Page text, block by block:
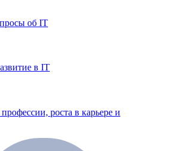
об IT
в IT
роста в карьере и